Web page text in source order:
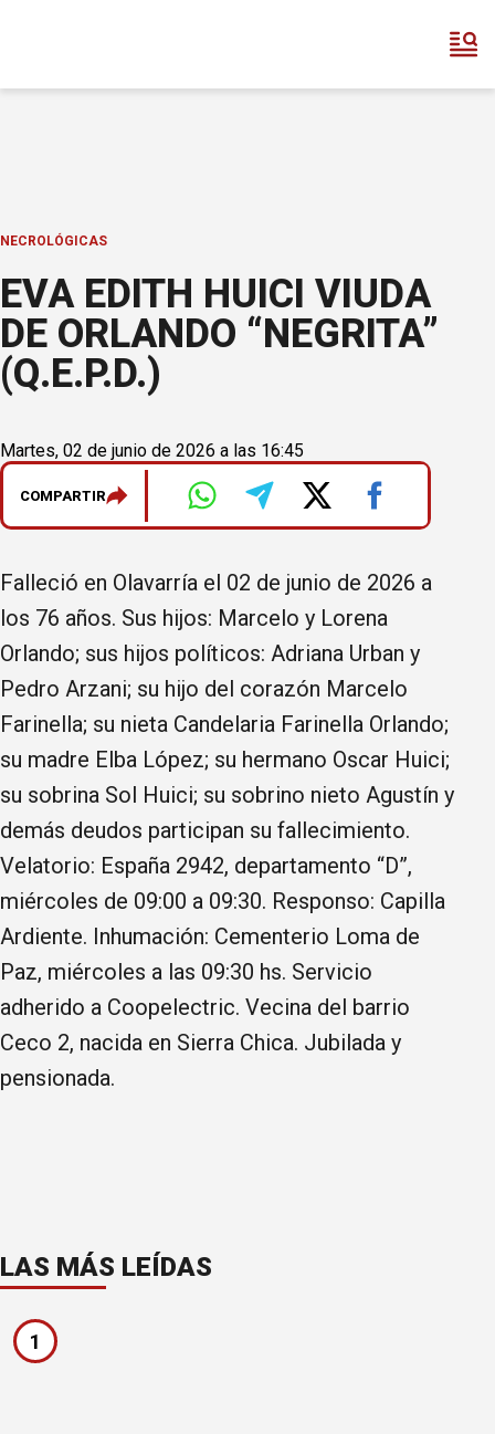
NECROLÓGICAS
EVA EDITH HUICI VIUDA
DE ORLANDO “NEGRITA”
(Q.E.P.D.)
Martes, 02 de junio de 2026 a las 16:45
COMPARTIR
Falleció en Olavarría el 02 de junio de 2026 a
los 76 años. Sus hijos: Marcelo y Lorena
Orlando; sus hijos políticos: Adriana Urban y
Pedro Arzani; su hijo del corazón Marcelo
Farinella; su nieta Candelaria Farinella Orlando;
su madre Elba López; su hermano Oscar Huici;
su sobrina Sol Huici; su sobrino nieto Agustín y
demás deudos participan su fallecimiento.
Velatorio: España 2942, departamento “D”,
miércoles de 09:00 a 09:30. Responso: Capilla
Ardiente. Inhumación: Cementerio Loma de
Paz, miércoles a las 09:30 hs. Servicio
adherido a Coopelectric. Vecina del barrio
Ceco 2, nacida en Sierra Chica. Jubilada y
pensionada.
LAS MÁS LEÍDAS
1